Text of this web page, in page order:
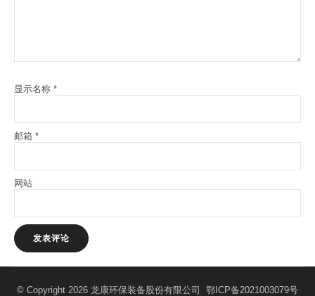
显示名称 *
邮箱 *
网站
© Copyright 2026 龙康环保装备股份有限公司 鄂ICP备2021003079号